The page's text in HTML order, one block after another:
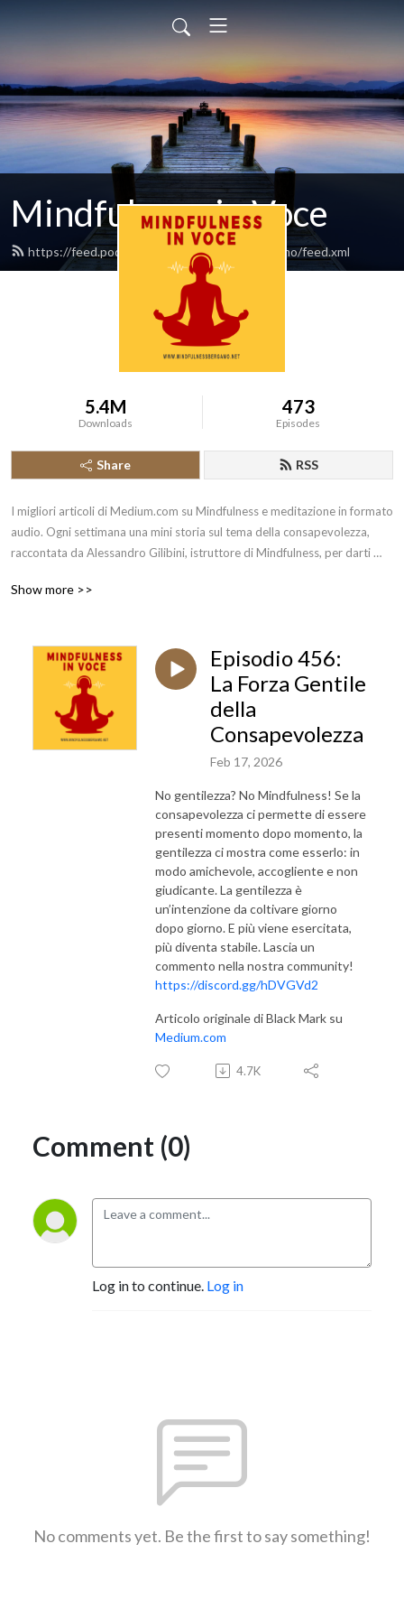
Mindfulness in Voce
https://feed.podbean.com/mindfulnessbergamo/feed.xml
5.4M
Downloads
473
Episodes
Share RSS
I migliori articoli di Medium.com su Mindfulness e meditazione in formato
audio. Ogni settimana una mini storia sul tema della consapevolezza,
raccontata da Alessandro Gilibini, istruttore di Mindfulness, per darti
Il tutto con un occhio all’antica tradizione buddista e ai recenti sviluppi
ha avuto una crescente diffusione in Occidente, anche grazie alla
psicologia, in particolare per la riduzione dello stress (MBSR -
Mindfulness Based Stress Reduction) e la gestione delle emozioni. Per
interagire con domande, commenti o suggerimenti puoi lasciare un
messaggio vocale all’indirizzo https://gopod.it/messaggio
Show more >>
Episodio 456:
La Forza Gentile
della
Consapevolezza
Feb 17, 2026
No gentilezza? No Mindfulness! Se la
consapevolezza ci permette di essere
presenti momento dopo momento, la
gentilezza ci mostra come esserlo: in
modo amichevole, accogliente e non
giudicante. La gentilezza è
un’intenzione da coltivare giorno
dopo giorno. E più viene esercitata,
più diventa stabile. Lascia un
commento nella nostra community!
https://discord.gg/hDVGVd2
Articolo originale di Black Mark su
Medium.com
4.7K
Comment (0)
Log in to continue. Log in
No comments yet. Be the first to say something!